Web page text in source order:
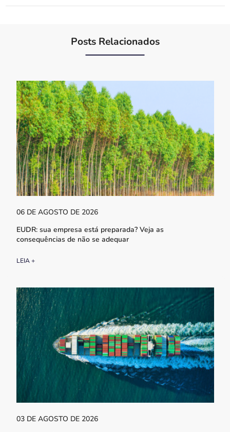
Posts Relacionados
06 DE AGOSTO DE 2026
EUDR: sua empresa está preparada? Veja as
consequências de não se adequar
LEIA +
03 DE AGOSTO DE 2026